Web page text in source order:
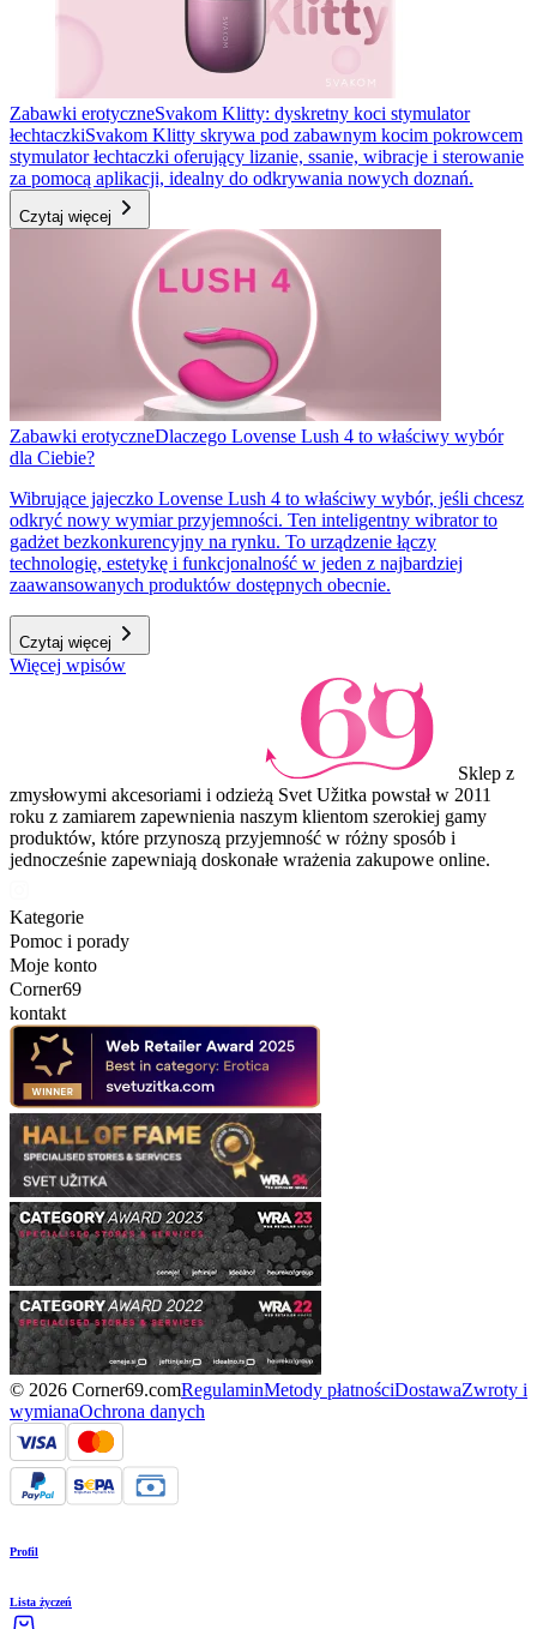
Zabawki erotyczneSvakom Klitty: dyskretny koci stymulator
łechtaczkiSvakom Klitty skrywa pod zabawnym kocim pokrowcem
stymulator łechtaczki oferujący lizanie, ssanie, wibracje i sterowanie
za pomocą aplikacji, idealny do odkrywania nowych doznań.
Czytaj więcej
Zabawki erotyczneDlaczego Lovense Lush 4 to właściwy wybór
dla Ciebie?
Wibrujące jajeczko Lovense Lush 4 to właściwy wybór, jeśli chcesz
odkryć nowy wymiar przyjemności. Ten inteligentny wibrator to
gadżet bezkonkurencyjny na rynku. To urządzenie łączy
technologię, estetykę i funkcjonalność w jeden z najbardziej
zaawansowanych produktów dostępnych obecnie.
Czytaj więcej
Więcej wpisów
Sklep z
zmysłowymi akcesoriami i odzieżą Svet Užitka powstał w 2011
roku z zamiarem zapewnienia naszym klientom szerokiej gamy
produktów, które przynoszą przyjemność w różny sposób i
jednocześnie zapewniają doskonałe wrażenia zakupowe online.
Kategorie
Pomoc i porady
Moje konto
Corner69
kontakt
© 2026 Corner69.comRegulaminMetody płatnościDostawaZwroty i
wymianaOchrona danych
Profil
Lista życzeń